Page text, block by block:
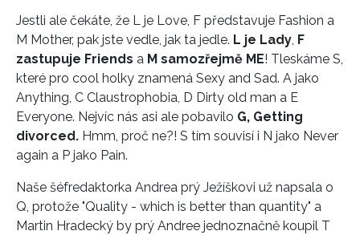
Jestli ale čekáte, že L je Love, F představuje Fashion a
M Mother, pak jste vedle, jak ta jedle. L je Lady, F
zastupuje Friends a M samozřejmě ME! Tleskáme S,
které pro cool holky znamená Sexy and Sad. A jako
Anything, C Claustrophobia, D Dirty old man a E
Everyone. Nejvíc nás asi ale pobavilo G, Getting
divorced. Hmm, proč ne?! S tím souvisí i N jako Never
again a P jako Pain.
Naše šéfredaktorka Andrea prý Ježíškovi už napsala o
Q, protože "Quality - which is better than quantity" a
Martin Hradecký by prý Andree jednoznačně koupil T